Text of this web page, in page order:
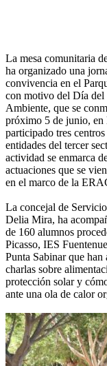
La mesa comunitaria
ha organizado una
convivencia en el
con motivo del Día
Ambiente, que se
próximo 5 de junio, en
participado tres
entidades del tercer
actividad se enmarca
actuaciones que se
en el marco de la
La concejal de
Delia Mira, ha
de 160 alumnos
Picasso, IES
Punta Sabinar que han
charlas sobre
protección solar y
ante una ola de calor